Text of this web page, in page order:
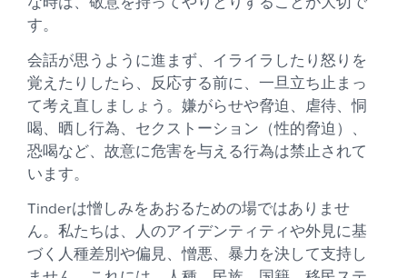
す。
会話が思うように進まず、イライラしたり怒りを
覚えたりしたら、反応する前に、一旦立ち止まっ
て考え直しましょう。嫌がらせや脅迫、虐待、恫
喝、晒し行為、セクストーション（性的脅迫）、
恐喝など、故意に危害を与える行為は禁止されて
います。
Tinderは憎しみをあおるための場ではありませ
ん。私たちは、人のアイデンティティや外見に基
づく人種差別や偏見、憎悪、暴力を決して支持し